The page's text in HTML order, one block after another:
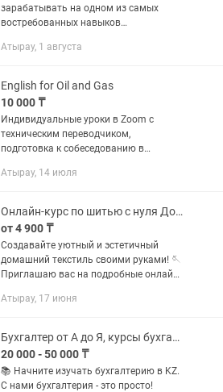
зарабатывать на одном из самых
востребованных навыков
пошаговое обучение созданию фото и
долгого обучения. Ты...
Атырау, 1 августа
English for Oil and Gas
10 000 ₸
Индивидуальные уроки в Zoom с
техническим переводчиком,
подготовка к собеседованию в
языку для нефтегазовой сферы.
ниже...
Атырау, 14 июля
Онлайн-курс по шитью с нуля Домашний текстиль (Рассрочка Kaspi 0-0-4
от 4 900 ₸
Создавайте уютный и эстетичный
домашний текстиль своими руками! 🪡
Приглашаю вас на подробные онлайн-
специально для тех, кто хочет
Атырау, 17 июня
Бухгалтер от А до Я, курсы бухгалтерии в BUH CENTER KZ, 1С, складской учет
20 000 - 50 000 ₸
📚 Начните изучать бухгалтерию в KZ.
С нами бухгалтерия - это просто!